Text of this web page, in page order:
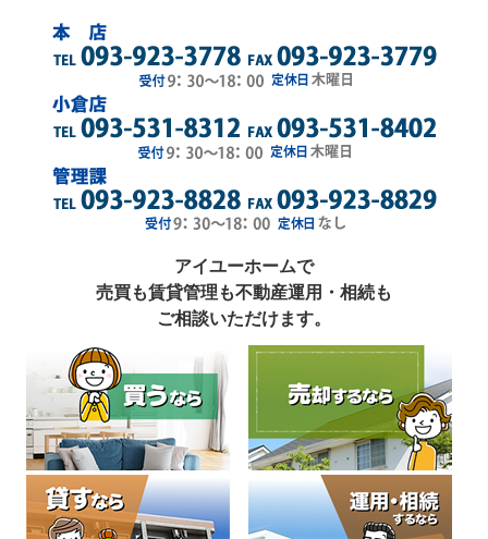
アイユーホームで
売買も賃貸管理も不動産運用・相続も
ご相談いただけます。